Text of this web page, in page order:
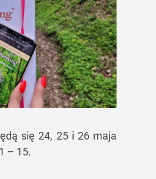
się 24, 25 i 26 maja
– 15.